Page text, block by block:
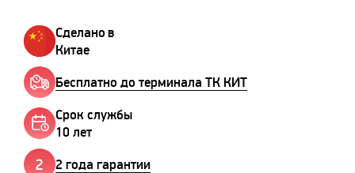
Сделано в
Китае
Бесплатно до терминала ТК КИТ
Срок службы
10 лет
2 года гарантии